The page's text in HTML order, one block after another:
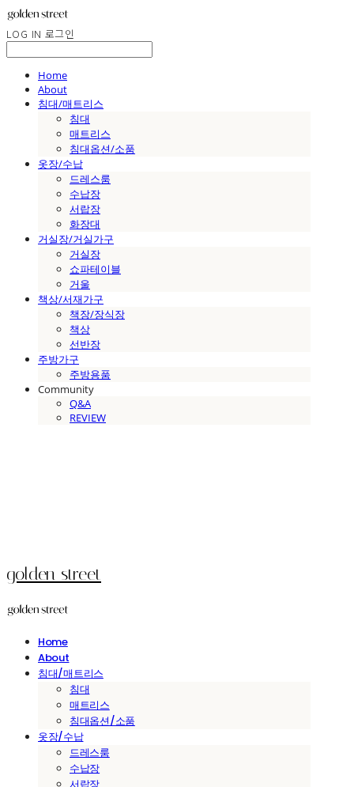
LOG IN 로그인
Home
About
침대/매트리스
침대
매트리스
침대옵션/소품
옷장/수납
드레스룸
수납장
서랍장
화장대
거실장/거실가구
거실장
쇼파테이블
거울
책상/서재가구
책장/장식장
책상
선반장
주방가구
주방용품
Community
Q&A
REVIEW
golden street
Home
About
침대/매트리스
침대
매트리스
침대옵션/소품
옷장/수납
드레스룸
수납장